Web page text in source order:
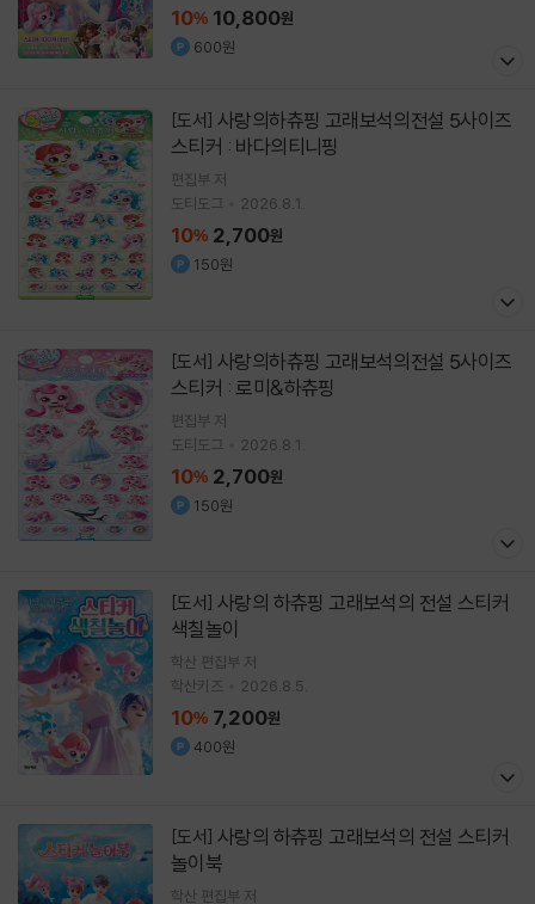
10% 10,800원
600원
[도서]
스티커 : 바다의티니핑
편집부 저
도티도그
2026.8.1.
10% 2,700원
150원
[도서]
스티커 : 로미&하츄핑
편집부 저
도티도그
2026.8.1.
10% 2,700원
150원
[도서]
색칠놀이
학산 편집부 저
학산키즈
2026.8.5.
10% 7,200원
400원
[도서]
놀이북
학산 편집부 저